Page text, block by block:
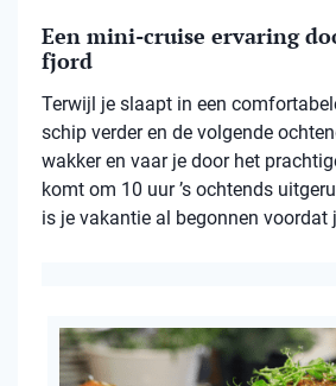
Een mini-cruise ervaring
fjord
Terwijl je slaapt in een
schip verder en de volgende
wakker en vaar je door het
komt om 10 uur ’s ochtends
is je vakantie al begonnen voordat